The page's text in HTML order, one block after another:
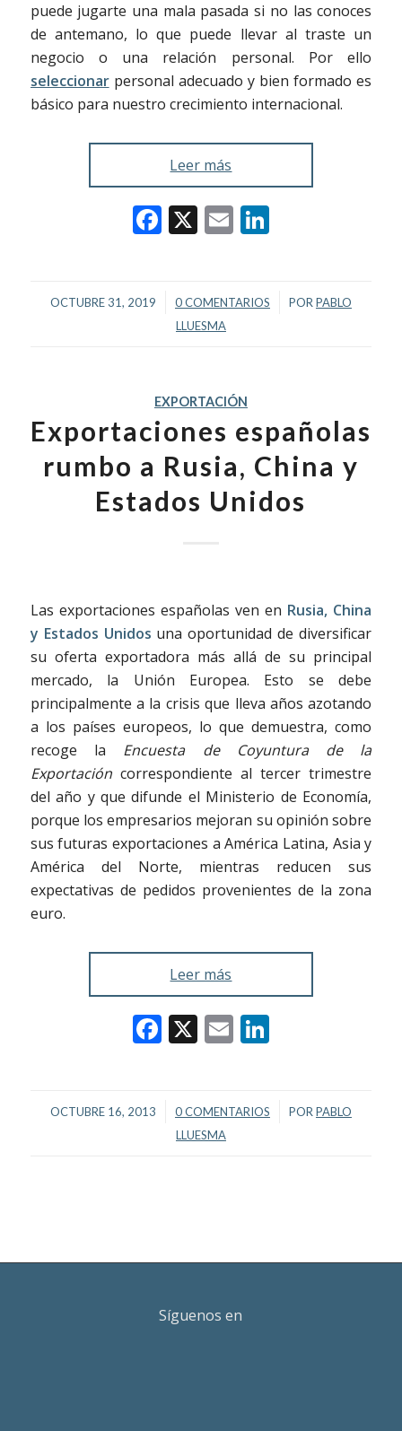
puede jugarte una mala pasada si no las conoces
de antemano, lo que puede llevar al traste un
negocio o una relación personal. Por ello
seleccionarpersonal adecuado y bien formado es
básico para nuestro crecimiento internacional.
Leer más
Facebook
X EmailLinkedIn
OCTUBRE 31, 2019
/ 0 COMENTARIOS
/ PORPABLO
LLUESMA
EXPORTACIÓN
Exportaciones españolas
rumbo a Rusia, China y
Estados Unidos
Las exportaciones españolas ven en Rusia, China
y Estados Unidos una oportunidad de diversificar
su oferta exportadora más allá de su principal
mercado, la Unión Europea. Esto se debe
principalmente a la crisis que lleva años azotando
a los países europeos, lo que demuestra, como
recoge la Encuesta de Coyuntura de la
Exportacióncorrespondiente al tercer trimestre
del año y que difunde el Ministerio de Economía,
porque los empresarios mejoran su opinión sobre
sus futuras exportaciones a América Latina, Asia y
América del Norte, mientras reducen sus
expectativas de pedidos provenientes de la zona
euro.
Leer más
Facebook
X EmailLinkedIn
OCTUBRE 16, 2013
/ 0 COMENTARIOS
/ POR PABLO
LLUESMA
Síguenos en